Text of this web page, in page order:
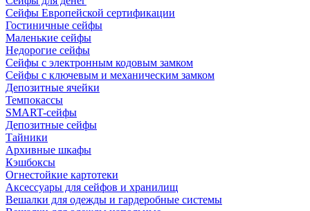
Сейфы Европейской сертификации
Гостиничные сейфы
Маленькие сейфы
Недорогие сейфы
Сейфы с электронным кодовым замком
Сейфы с ключевым и механическим замком
Депозитные ячейки
Темпокассы
SMART-сейфы
Депозитные сейфы
Тайники
Архивные шкафы
Кэшбоксы
Огнестойкие картотеки
Аксессуары для сейфов и хранилищ
Вешалки для одежды и гардеробные системы